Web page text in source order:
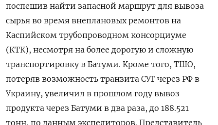
поспешив найти запасной маршрут для вывоза
сырья во время внеплановых ремонтов на
Каспийском трубопроводном консорциуме
(КТК), несмотря на более дорогую и сложную
транспортировку в Батуми. Кроме того, ТШО,
потеряв возможность транзита СУГ через РФ в
Украину, увеличил в прошлом году вывоз
продукта через Батуми в два раза, до 188.521
тонн, по данным экспедиторов. Представитель